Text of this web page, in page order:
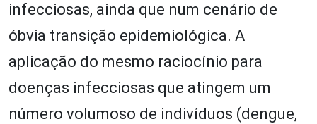
infecciosas, ainda que num cenário de
óbvia transição epidemiológica. A
aplicação do mesmo raciocínio para
doenças infecciosas que atingem um
número volumoso de indivíduos (dengue,